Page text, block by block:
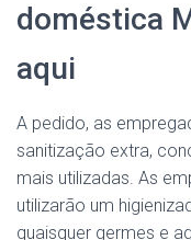
doméstica
aqui
A pedido, as
sanitização extra,
mais utilizadas. As
utilizarão um
quaisquer germes e